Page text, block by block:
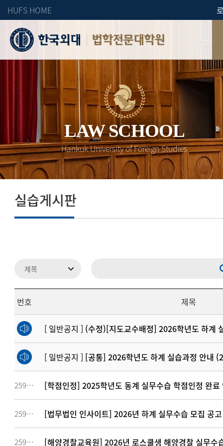
HUFS HOME
법학전문대학원
LAW SCHOOL
Hankuk University of Foreign Studies
실습게시판
번호 제목
[ 일반공지 ] (수정)[지도교수배정] 2026학년도 하계
[ 일반공지 ] [공통] 2026학년도 하계 실습과정 안내
259727 [학점인정] 2025학년도 동계 실무수습 학점인정 완료
259451 [법무법인 인사이트] 2026년 하계 실무수습 모집 공고
259328 [해양경찰교육원] 2026년 로스쿨생 해양경찰 실무수